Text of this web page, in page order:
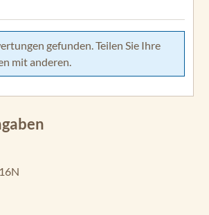
gefunden. Teilen Sie Ihre
mit anderen.